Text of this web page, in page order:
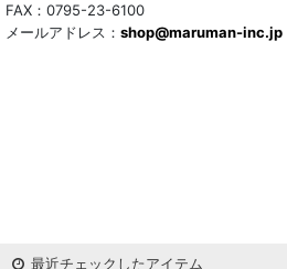
FAX：0795-23-6100
メールアドレス： shop@maruman-inc.jp
最近チェックしたアイテム